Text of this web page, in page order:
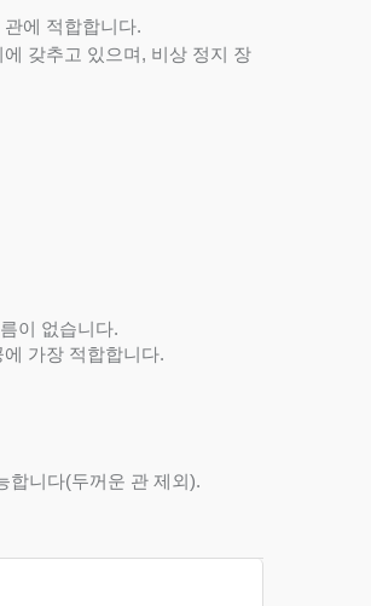
에 적합합니다.
갖추고 있으며, 비상 정지 장
이 없습니다.
가장 적합합니다.
합니다(두꺼운 관 제외).